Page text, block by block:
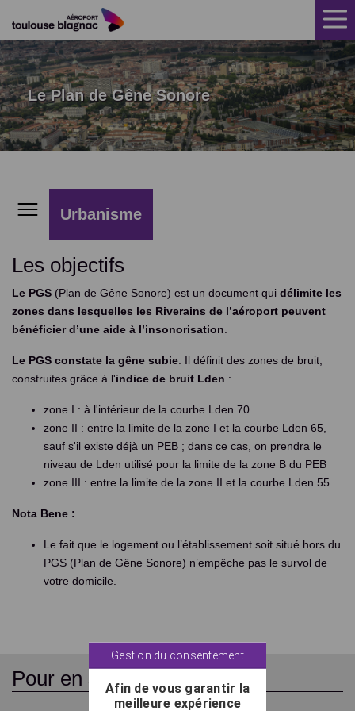
Gestion du consentement
Afin de vous garantir la
meilleure expérience
ACCUEIL
CLIMAT SONORE
TRAJECTOIRES
FAQ
ACTUALITÉS
PUBLICATIONS
Le Plan de Gêne Sonore
Urbanisme
Le PEB
Le PGS
Le Diagnostic bruit
Les objectifs
Le PGS (Plan de Gêne Sonore) est un document qui délimite les
zones dans lesquelles les Riverains de l’aéroport peuvent
bénéficier d’une aide à l’insonorisation
Le PGS constate la gêne subie . Il définit des zones de bruit,
construites grâce à l'indice de bruit Lden :
zone I : à l'intérieur de la courbe Lden 70
zone II : entre la limite de la zone I et la courbe Lden 65,
sauf s'il existe déjà un PEB ; dans ce cas, on prendra le
niveau de Lden utilisé pour la limite de la zone B du PEB
zone III : entre la limite de la zone II et la courbe Lden 55.
Nota Bene :
Le fait que le logement ou l’établissement soit situé hors du
PGS (Plan de Gêne Sonore) n’empêche pas le survol de
votre domicile.
Pour en savoir +